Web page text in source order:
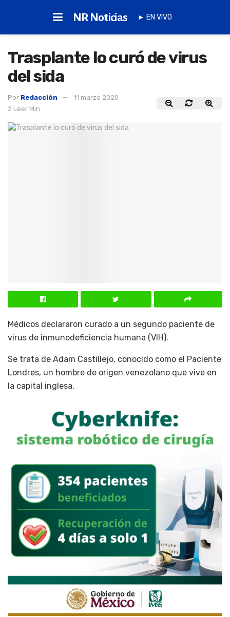
NR Noticias ► EN VIVO
Trasplante lo curó de virus
del sida
Por Redacción
11 marzo 2020
2 Leer Min
Médicos declararon curado a un segundo paciente de
virus de inmunodeficiencia humana (VIH).
Se trata de Adam Castillejo, conocido como el Paciente
Londres, un hombre de origen venezolano que vive en
la capital inglesa.